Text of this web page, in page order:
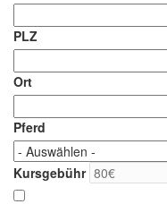
PLZ
Ort
Pferd
Kursgebühr